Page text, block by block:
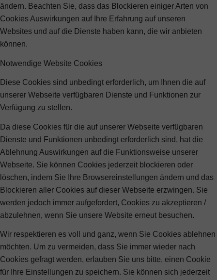
ändern. Beachten Sie, dass das Blockieren einiger Arten von
Cookies Auswirkungen auf Ihre Erfahrung auf unseren
Websites und auf die Dienste haben kann, die wir anbieten
können.
Notwendige Website Cookies
Diese Cookies sind unbedingt erforderlich, um Ihnen die auf
unserer Webseite verfügbaren Dienste und Funktionen zur
Verfügung zu stellen.
Da diese Cookies für die auf unserer Webseite verfügbaren
Dienste und Funktionen unbedingt erforderlich sind, hat die
Ablehnung Auswirkungen auf die Funktionsweise unserer
Webseite. Sie können Cookies jederzeit blockieren oder
löschen, indem Sie Ihre Browsereinstellungen ändern und das
Blockieren aller Cookies auf dieser Webseite erzwingen. Sie
werden jedoch immer aufgefordert, Cookies zu akzeptieren /
abzulehnen, wenn Sie unsere Website erneut besuchen.
Wir respektieren es voll und ganz, wenn Sie Cookies ablehnen
möchten. Um zu vermeiden, dass Sie immer wieder nach
Cookies gefragt werden, erlauben Sie uns bitte, einen Cookie
für Ihre Einstellungen zu speichern. Sie können sich jederzeit